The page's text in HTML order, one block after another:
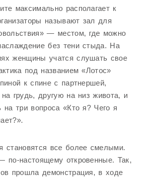
максимально располагает к
называют зал для
— местом, где можно
без тени стыда. На
женщины учатся слушать свое
под названием «Лотос»
к спине с партнершей,
грудь, другую на низ живота, и
на три вопроса «Кто я? Чего я
становятся все более смелыми.
по-настоящему откровенные. Так,
прошла демонстрация, в ходе